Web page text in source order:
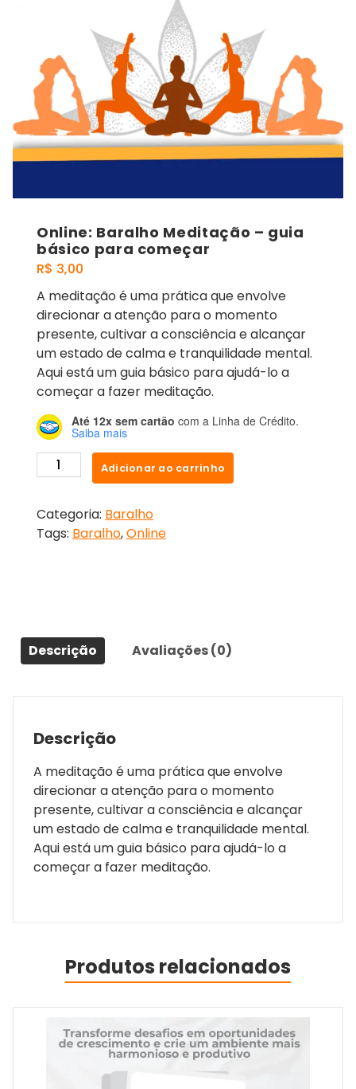
Online: Baralho Meditação – guia
básico para começar
R$ 3,00
A meditação é uma prática que envolve
direcionar a atenção para o momento
presente, cultivar a consciência e alcançar
um estado de calma e tranquilidade mental.
Aqui está um guia básico para ajudá-lo a
começar a fazer meditação.
Até 12x sem cartão com a Linha de Crédito.
Saiba mais
Adicionar ao carrinho
Categoria: Baralho
Tags: Baralho,Online
Descrição Avaliações (0)
Descrição
A meditação é uma prática que envolve
direcionar a atenção para o momento
presente, cultivar a consciência e alcançar
um estado de calma e tranquilidade mental.
Aqui está um guia básico para ajudá-lo a
começar a fazer meditação.
Produtos relacionados